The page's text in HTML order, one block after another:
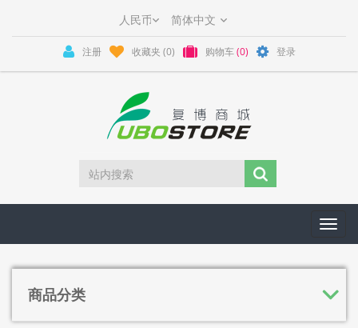
注册 收藏夹 (0) 购物车 (0) 登录
商品分类